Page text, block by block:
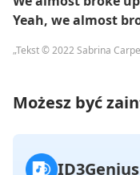
Yeah, we almost
„Tekst © 2022 Sabrina
Możesz być
ID3Genius